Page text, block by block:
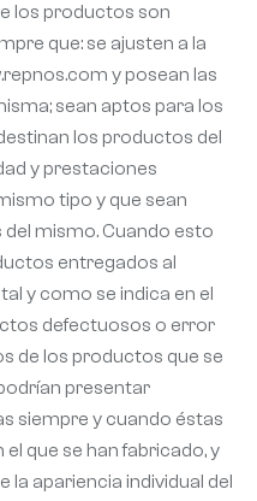
los productos son
que: se ajusten a la
y posean las
sean aptos para los
los productos del
y prestaciones
tipo y que sean
mismo. Cuando esto
entregados al
y como se indica en el
defectuosos o error
de los productos que se
presentar
siempre y cuando éstas
que se han fabricado, y
apariencia individual del